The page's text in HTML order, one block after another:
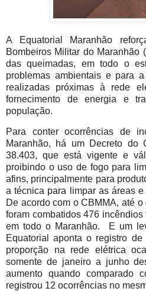
A Equatorial Maranhão
Bombeiros Militar do Maranhão
das queimadas, em todo o
problemas ambientais e para
realizadas próximas à rede
fornecimento de energia e
população.
Para conter ocorrências de
Maranhão, há um Decreto do
38.403, que está vigente e
proibindo o uso de fogo para
afins, principalmente para
a técnica para limpar as áreas
De acordo com o CBMMA, até
foram combatidos 476
em todo o Maranhão. E um
Equatorial aponta o registro
proporção na rede elétrica
somente de janeiro a junho
aumento quando comparado
registrou 12 ocorrências no